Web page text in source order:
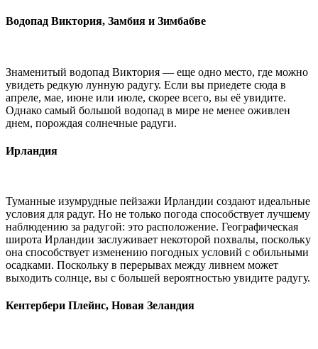
Водопад Виктория, Замбия и Зимбабве
Знаменитый водопад Виктория — еще одно место, где можно
увидеть редкую лунную радугу. Если вы приедете сюда в
апреле, мае, июне или июле, скорее всего, вы её увидите.
Однако самый большой водопад в мире не менее оживлен
днем, порождая солнечные радуги.
Ирландия
Туманные изумрудные пейзажи Ирландии создают идеальные
условия для радуг. Но не только погода способствует лучшему
наблюдению за радугой: это расположение. Географическая
широта Ирландии заслуживает некоторой похвалы, поскольку
она способствует изменению погодных условий с обильными
осадками. Поскольку в перерывах между ливнем может
выходить солнце, вы с большей вероятностью увидите радугу.
Кентербери Плейнс, Новая Зеландия